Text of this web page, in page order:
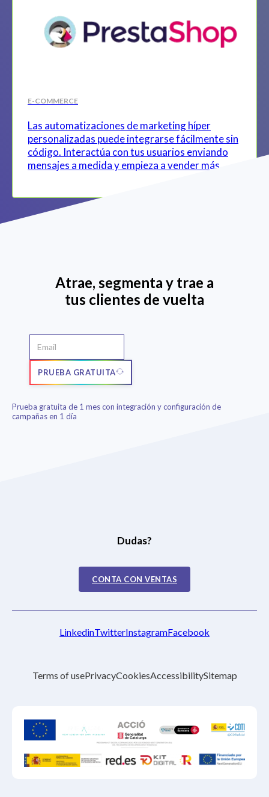
E-COMMERCE
Las automatizaciones de marketing híper
personalizadas puede integrarse fácilmente sin
código. Interactúa con tus usuarios enviando
mensajes a medida y empieza a vender más.
Atrae, segmenta y trae a
tus clientes de vuelta
PRUEBA GRATUITA
Prueba gratuita de 1 mes con integración y configuración de
campañas en 1 día
Dudas?
CONTA CON VENTAS
Terms of usePrivacyCookiesAccessibilitySitemap
LinkedinTwitterInstagramFacebook